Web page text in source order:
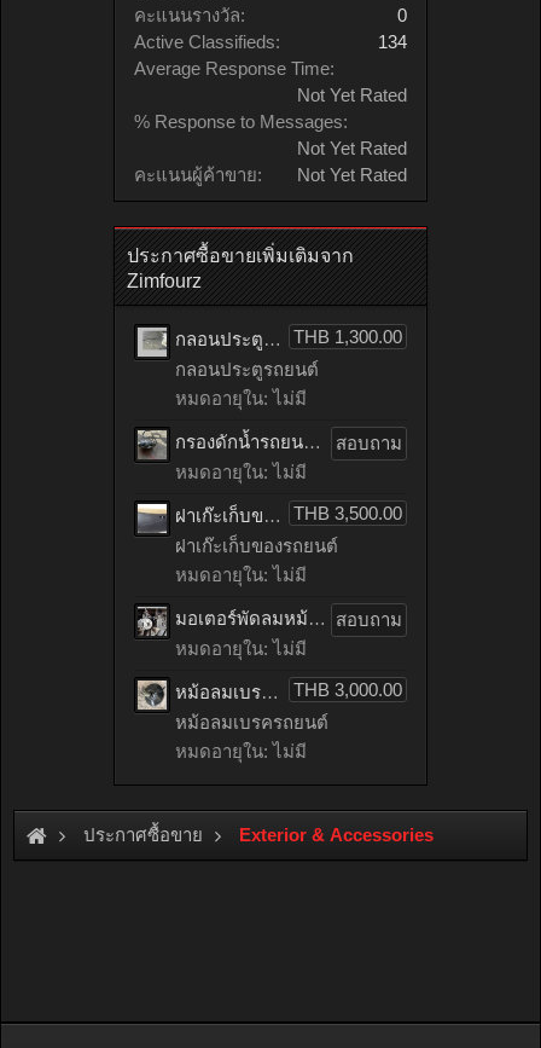
คะแนนรางวัล:
0
Active Classifieds:
134
Average Response Time:
Not Yet Rated
% Response to Messages:
Not Yet Rated
คะแนนผู้ค้าขาย:
Not Yet Rated
ประกาศซื้อขายเพิ่มเติมจาก
Zimfourz
THB 1,300.00
กลอนประตูรถยนต์ HONDA accord เก่าญี่ปุ่น
กลอนประตูรถยนต์
หมดอายุใน: ไม่มี
สอบถาม
กรองดักน้ำรถยนต์ toyota TIGER เก่าญี่ปุ่น
หมดอายุใน: ไม่มี
THB 3,500.00
ฝาเก๊ะเก็บของรถยนต์ benz C200 CGI เก่าญี่ปุ่น
ฝาเก๊ะเก็บของรถยนต์
หมดอายุใน: ไม่มี
สอบถาม
มอเตอร์พัดลมหม้อน้ำรถยนต์ HONDA ACCORD เก่าญี่ปุ่น
หมดอายุใน: ไม่มี
THB 3,000.00
หม้อลมเบรครถยนต์ mitsubishi LANCER EX เก่าญี่ปุ่น
หม้อลมเบรครถยนต์
หมดอายุใน: ไม่มี
ประกาศซื้อขาย Exterior & Accessories